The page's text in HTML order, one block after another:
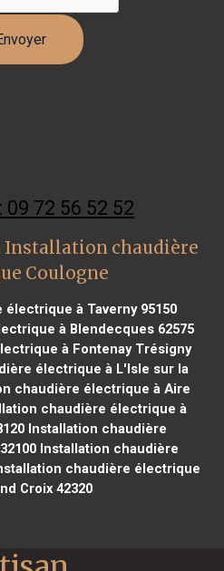
09 72 56 52 52
chaudière
Coulogne
à Taverny 95150
à Blendecques 62575
à Fontenay Trésigny
électrique à L'Isle sur la
chaudière électrique à Aire
chaudière électrique à
Installation chaudière
Installation chaudière
chaudière électrique
Croix 42320